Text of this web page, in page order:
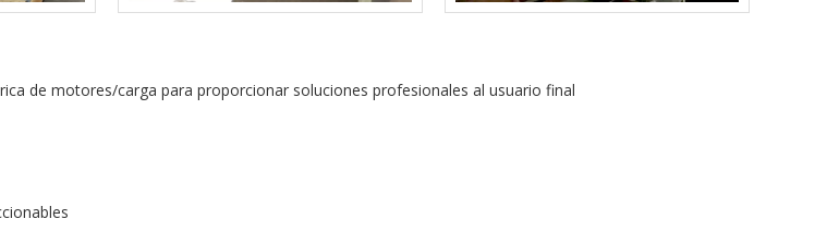
de motores/carga para proporcionar soluciones profesionales al usuario final